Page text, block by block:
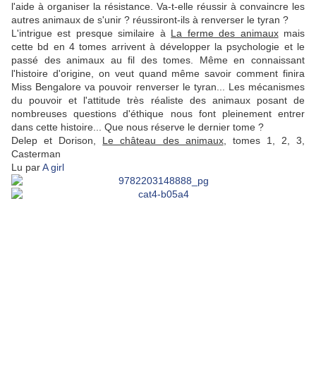
l'aide à organiser la résistance. Va-t-elle réussir à convaincre les
autres animaux de s'unir ? réussiront-ils à renverser le tyran ?
L'intrigue est presque similaire à La ferme des animauxmais
cette bd en 4 tomes arrivent à développer la psychologie et le
passé des animaux au fil des tomes. Même en connaissant
l'histoire d'origine, on veut quand même savoir comment finira
Miss Bengalore va pouvoir renverser le tyran... Les mécanismes
du pouvoir et l'attitude très réaliste des animaux posant de
nombreuses questions d'éthique nous font pleinement entrer
dans cette histoire... Que nous réserve le dernier tome ?
Delep et Dorison, Le château des animaux, tomes 1, 2, 3,
Casterman
Lu parA girl